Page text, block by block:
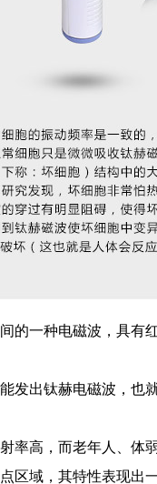
的一种电磁波，具有
发出钛赫电磁波，也
率高，而老年人、体
区域，其特性表现出